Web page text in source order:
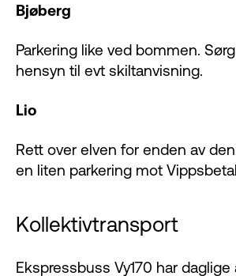
Bjøberg
Parkering like ved bommen.
hensyn til evt skiltanvisning.
Lio
Rett over elven for enden av
en liten parkering mot
Kollektivtransport
Ekspressbuss Vy170 har